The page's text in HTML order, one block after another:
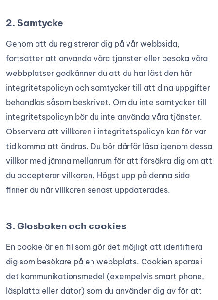
2. Samtycke
Genom att du registrerar dig på vår webbsida,
fortsätter att använda våra tjänster eller besöka våra
webbplatser godkänner du att du har läst den här
integritetspolicyn och samtycker till att dina uppgifter
behandlas såsom beskrivet. Om du inte samtycker till
integritetspolicyn bör du inte använda våra tjänster.
Observera att villkoren i integritetspolicyn kan för var
tid komma att ändras. Du bör därför läsa igenom dessa
villkor med jämna mellanrum för att försäkra dig om att
du accepterar villkoren. Högst upp på denna sida
finner du när villkoren senast uppdaterades.
3. Glosboken och cookies
En cookie är en fil som gör det möjligt att identifiera
dig som besökare på en webbplats. Cookien sparas i
det kommunikationsmedel (exempelvis smart phone,
läsplatta eller dator) som du använder dig av för att